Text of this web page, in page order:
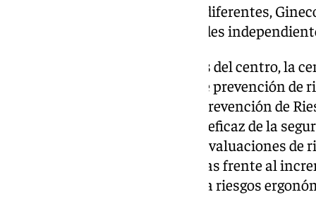
se trata de dos atenciones diferentes,
deberían contar con unidades
En su escrito a los responsables del centro, la
incumplimientos en materia de prevención de
dispuesto en la Ley 31/1995 de Prevención de
ellos, la ausencia de protección eficaz de la
la falta de actualización de las evaluaciones de
adopción de medidas preventivas frente al
que expone a los profesionales a riesgos